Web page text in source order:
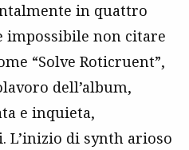
in quattro
impossibile non citare
“Solve Roticruent”,
dell’album,
e inquieta,
L’inizio di synth arioso